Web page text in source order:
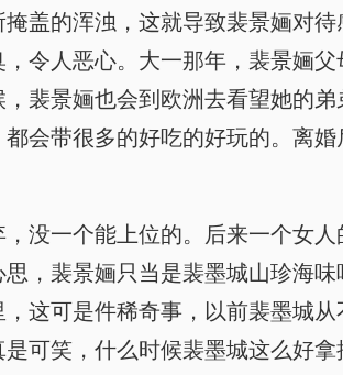
盖的浑浊，这就导致裴景婳对
令人恶心。大一那年，裴景婳
裴景婳也会到欧洲去看望她的
会带很多的好吃的好玩的。离
没一个能上位的。后来一个女
，裴景婳只当是裴墨城山珍海
这可是件稀奇事，以前裴墨城
可笑，什么时候裴墨城这么好